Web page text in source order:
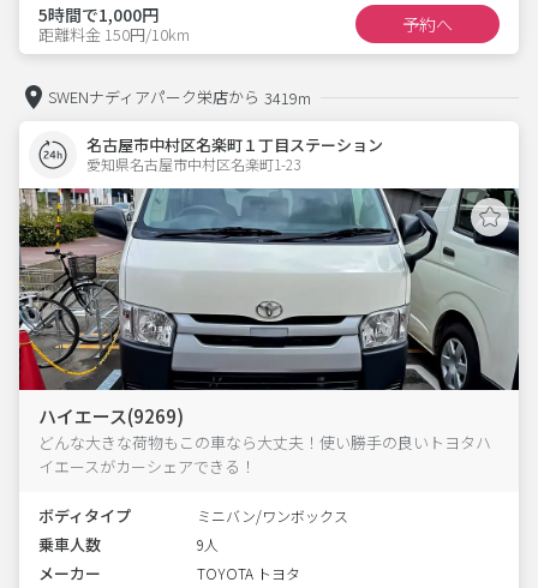
5時間で1,000円
距離料金 150円/10km 予約へ
SWENナディアパーク栄店から 3419m
名古屋市中村区名楽町１丁目ステーション
愛知県名古屋市中村区名楽町1-23
ハイエース(9269)
どんな大きな荷物もこの車なら大丈夫！使い勝手の良いトヨタハ
イエースがカーシェアできる！
ボディタイプ ミニバン/ワンボックス
乗車人数 9人
メーカー TOYOTA トヨタ